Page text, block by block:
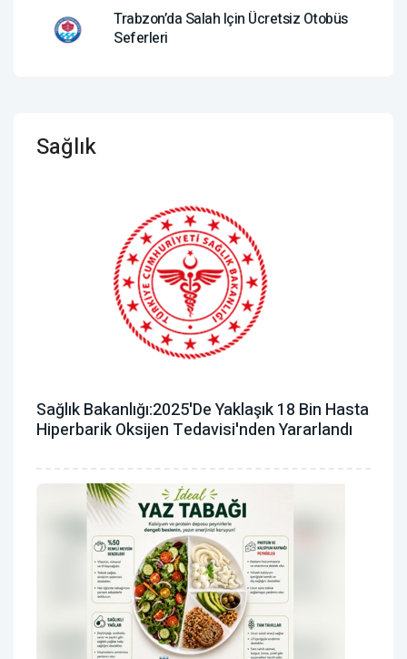
Trabzon’da Salah Için Ücretsiz Otobüs
Seferleri
Sağlık
Sağlık Bakanlığı:2025'de Yaklaşık 18 Bin Hasta
Hiperbarik Oksijen Tedavisi'nden Yararlandı